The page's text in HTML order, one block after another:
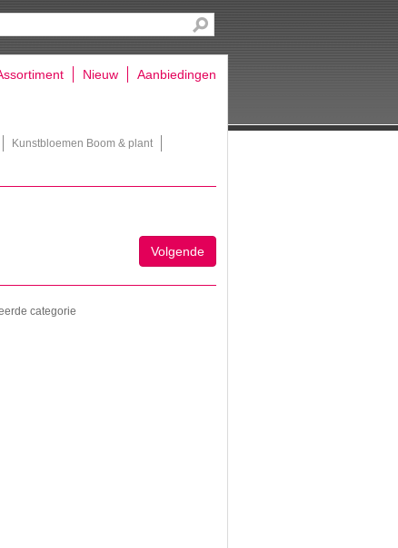
Nieuw Aanbiedingen
Kunstbloemen Boom & plant
Volgende
categorie